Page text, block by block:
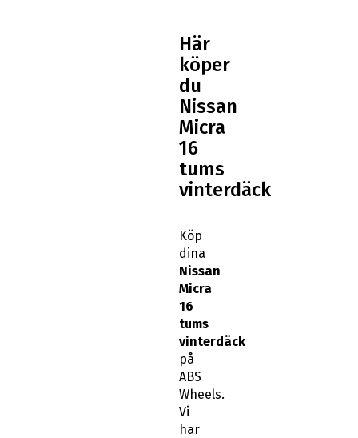
Här
köper
du
Nissan
Micra
16
tums
vinterdäck
Köp
dina
Nissan
Micra
16
tums
vinterdäck
på
ABS
Wheels.
Vi
har